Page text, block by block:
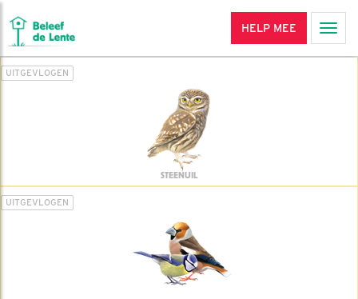
HELP MEE
UITGEVLOGEN
STEENUIL
UITGEVLOGEN